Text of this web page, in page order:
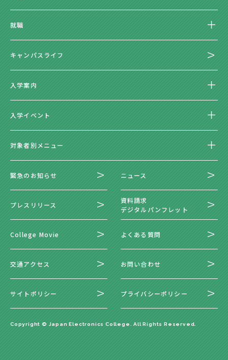
就職
キャンパスライフ
入学案内
入学イベント
対象者別メニュー
緊急のお知らせ ニュース
プレスリリース
資料請求
デジタルパンフレット
College Movie よくある質問
交通アクセス お問い合わせ
サイトポリシー プライバシーポリシー
Copyright © Japan Electronics College. All Rights Reserved.